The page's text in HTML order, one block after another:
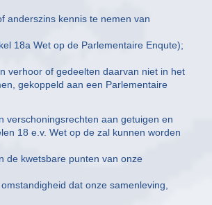
anderszins kennis te nemen van
18a Wet op de Parlementaire Enqute);
verhoor of gedeelten daarvan niet in het
gekoppeld aan een Parlementaire
verschoningsrechten aan getuigen en
18 e.v. Wet op de zal kunnen worden
de kwetsbare punten van onze
dat onze samenleving,